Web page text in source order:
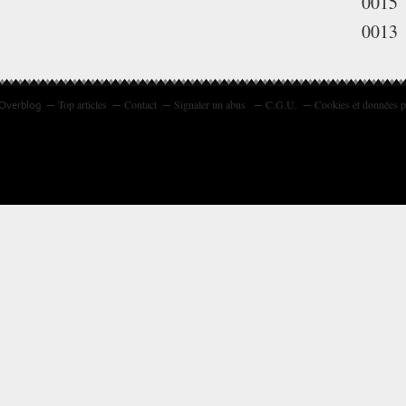
0013
Top articles Contact Signaler un abus C.G.U. Cookies et données